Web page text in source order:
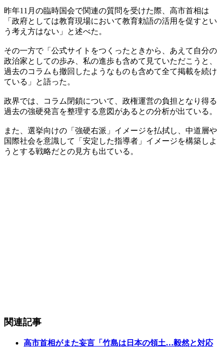
昨年11月の臨時国会で関連の質問を受けた際、高市首相は
「政府としては教育現場において教育勅語の活用を促すとい
う考え方はない」と述べた。
その一方で「公式サイトをつくったときから、あえて自分の
政治家としての歩み、私の進歩も含めて見ていただこうと、
過去のコラムも撤回したようなものも含めて全て掲載を続け
ている」と語った。
政界では、コラム閉鎖について、政権運営の負担となり得る
過去の強硬発言を整理する意図があるとの分析が出ている。
また、選挙向けの「強硬右派」イメージを払拭し、中道層や
国際社会を意識して「安定した指導者」イメージを構築しよ
うとする戦略だとの見方も出ている。
関連記事
高市首相がまた妄言「竹島は日本の領土…毅然と対応